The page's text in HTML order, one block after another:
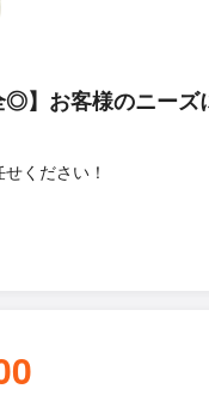
◎】お客様のニーズ
ください！